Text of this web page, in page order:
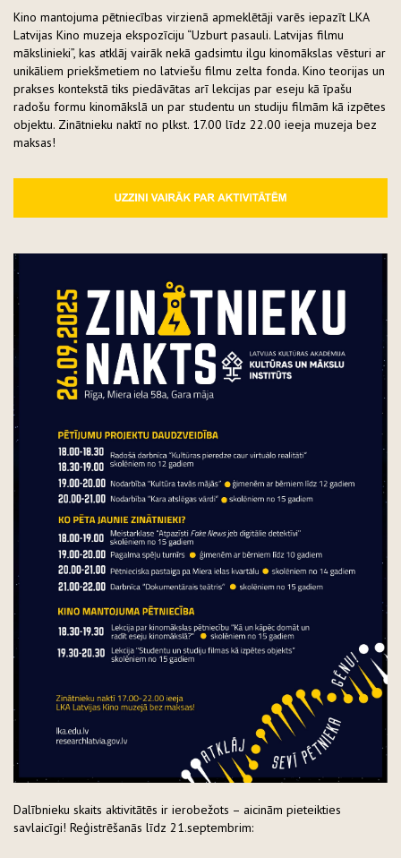
Kino mantojuma pētniecības virzienā apmeklētāji varēs iepazīt LKA
Latvijas Kino muzeja ekspozīciju “Uzburt pasauli. Latvijas filmu
mākslinieki”, kas atklāj vairāk nekā gadsimtu ilgu kinomākslas vēsturi ar
unikāliem priekšmetiem no latviešu filmu zelta fonda. Kino teorijas un
prakses kontekstā tiks piedāvātas arī lekcijas par eseju kā īpašu
radošu formu kinomākslā un par studentu un studiju filmām kā izpētes
objektu. Zinātnieku naktī no plkst. 17.00 līdz 22.00 ieeja muzeja bez
maksas!
Dalībnieku skaits aktivitātēs ir ierobežots – aicinām pieteikties
savlaicīgi! Reģistrēšanās līdz 21.septembrim: